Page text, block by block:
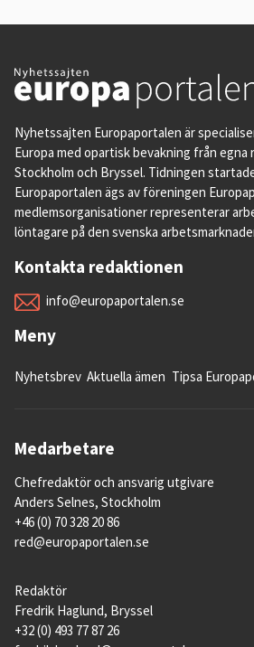
Nyhetssajten Europaportalen är
Europa med opartisk bevakning från egna
Stockholm och Bryssel. Tidningen
Europaportalen ägs av föreningen
medlemsorganisationer representerar
löntagare på den svenska
Kontakta redaktionen
info@europaportalen.se
Meny
Nyhetsbrev Aktuella ämen Tipsa
Medarbetare
Chefredaktör och ansvarig utgivare
Anders Selnes, Stockholm
+46 (0) 70 328 20 86
red@europaportalen.se
Redaktör
Fredrik Haglund, Bryssel
+32 (0) 493 77 87 26